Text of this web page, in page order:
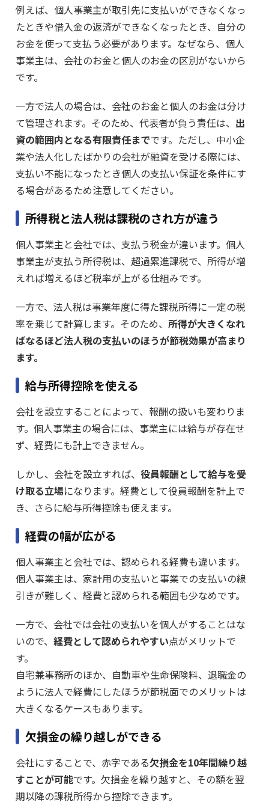
例えば、個人事業主が取引先に支払いができなくなっ
たときや借入金の返済ができなくなったとき、自分の
お金を使って支払う必要があります。なぜなら、個人
事業主は、会社のお金と個人のお金の区別がないから
です。
一方で法人の場合は、会社のお金と個人のお金は分け
て管理されます。そのため、代表者が負う責任は、 出
資の範囲内となる有限責任までです。ただし、中小企
業や法人化したばかりの会社が融資を受ける際には、
支払い不能になったとき個人の支払い保証を条件にす
る場合があるため注意してください。
所得税と法人税は課税のされ方が違う
個人事業主と会社では、支払う税金が違います。個人
事業主が支払う所得税は、超過累進課税で、所得が増
えれば増えるほど税率が上がる仕組みです。
一方で、法人税は事業年度に得た課税所得に一定の税
率を乗じて計算します。そのため、 所得が大きくなれ
ばなるほど法人税の支払いのほうが節税効果が高まり
ます。
給与所得控除を使える
会社を設立することによって、報酬の扱いも変わりま
す。個人事業主の場合には、事業主には給与が存在せ
ず、経費にも計上できません。
しかし、会社を設立すれば、 役員報酬として給与を受
け取る立場になります。経費として役員報酬を計上で
き、さらに給与所得控除も使えます。
経費の幅が広がる
個人事業主と会社では、認められる経費も違います。
個人事業主は、家計用の支払いと事業での支払いの線
引きが難しく、経費と認められる範囲も少なめです。
一方で、会社では会社の支払いを個人がすることはな
いので、 経費として認められやすい点がメリットで
す。
自宅兼事務所のほか、自動車や生命保険料、退職金の
ように法人で経費にしたほうが節税面でのメリットは
大きくなるケースもあります。
欠損金の繰り越しができる
会社にすることで、赤字である欠損金を10年間繰り越
すことが可能です。欠損金を繰り越すと、その額を翌
期以降の課税所得から控除できます。